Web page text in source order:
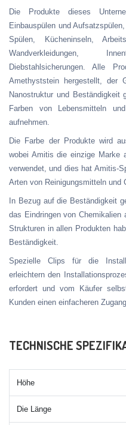
Die Produkte dieses
Einbauspülen und
Spülen, Kücheninseln,
Wandverkleidungen,
Diebstahlsicherungen. Alle
Amethyststein hergestellt,
Nanostruktur und Beständigkeit
Farben von Lebensmitteln
aufnehmen.
Die Farbe der Produkte wird
wobei Amitis die einzige Marke
verwendet, und dies hat Amitis-
Arten von Reinigungsmitteln und
In Bezug auf die Beständigkeit
das Eindringen von Chemikalien
Strukturen in allen Produkten
Beständigkeit.
Spezielle Clips für die
erleichtern den
erfordert und vom Käufer
Kunden einen einfacheren
TECHNISCHE
Höhe
Die Länge